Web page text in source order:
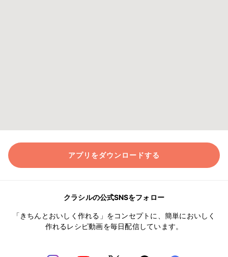
アプリをダウンロードする
クラシルの公式SNSをフォロー
「きちんとおいしく作れる」をコンセプトに、簡単においしく
作れるレシピ動画を毎日配信しています。